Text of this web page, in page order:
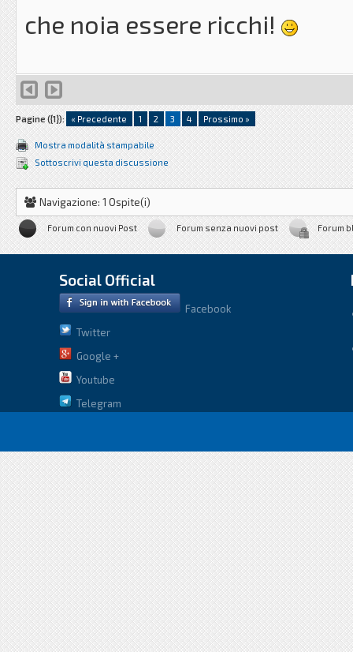
che noia essere ricchi!
Pagine ({1}): « Precedente 1 2 3 4 Prossimo »
Mostra modalità stampabile
Sottoscrivi questa discussione
Navigazione: 1 Ospite(i)
Forum con nuovi Post Forum senza nuovi post Forum
Social Official
Facebook
Twitter
Google +
Youtube
Telegram